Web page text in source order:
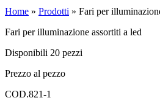
Home » Prodotti » Fari per
Fari per illuminazione assortiti a led
Disponibili 20 pezzi
Prezzo al pezzo
COD.821-1